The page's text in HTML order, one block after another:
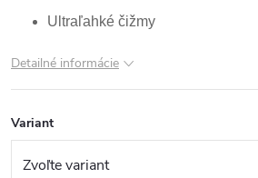
Ultraľahké čižmy
Detailné informácie
Variant